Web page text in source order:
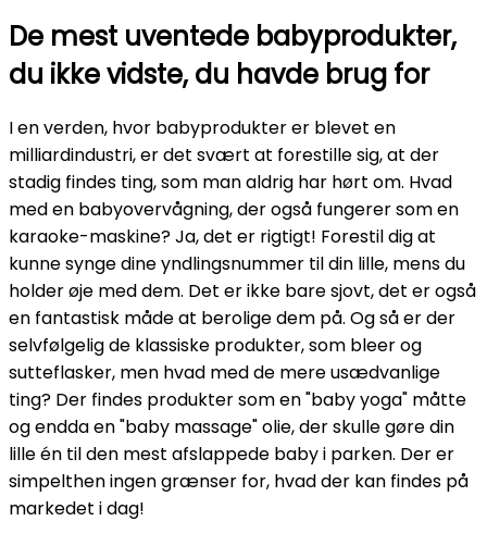
De mest uventede babyprodukter,
du ikke vidste, du havde brug for
I en verden, hvor babyprodukter er blevet en
milliardindustri, er det svært at forestille sig, at der
stadig findes ting, som man aldrig har hørt om. Hvad
med en babyovervågning, der også fungerer som en
karaoke-maskine? Ja, det er rigtigt! Forestil dig at
kunne synge dine yndlingsnummer til din lille, mens du
holder øje med dem. Det er ikke bare sjovt, det er også
en fantastisk måde at berolige dem på. Og så er der
selvfølgelig de klassiske produkter, som bleer og
sutteflasker, men hvad med de mere usædvanlige
ting? Der findes produkter som en "baby yoga" måtte
og endda en "baby massage" olie, der skulle gøre din
lille én til den mest afslappede baby i parken. Der er
simpelthen ingen grænser for, hvad der kan findes på
markedet i dag!